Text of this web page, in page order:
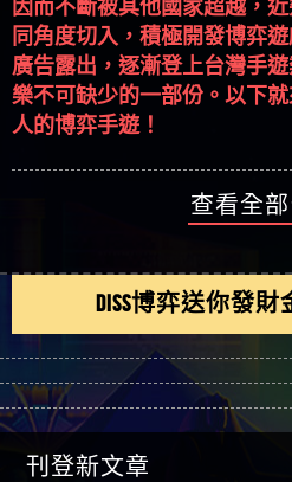
因而不斷被其他國家超越，
同角度切入，積極開發博弈
廣告露出，逐漸登上台灣手
樂不可缺少的一部份。以下
人的博弈手遊！
查看全
刊登新文章